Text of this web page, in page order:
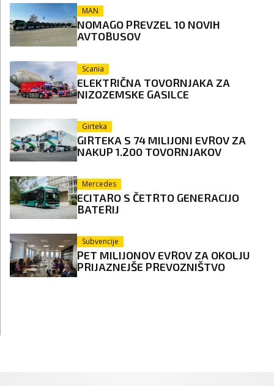
MAN
NOMAGO PREVZEL 10 NOVIH
AVTOBUSOV
Scania
ELEKTRIČNA TOVORNJAKA ZA
NIZOZEMSKE GASILCE
Girteka
GIRTEKA S 74 MILIJONI EVROV ZA
NAKUP 1.200 TOVORNJAKOV
Mercedes
ECITARO S ČETRTO GENERACIJO
BATERIJ
Subvencije
PET MILIJONOV EVROV ZA OKOLJU
PRIJAZNEJŠE PREVOZNIŠTVO